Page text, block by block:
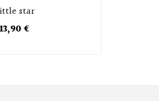
star
13,90 €